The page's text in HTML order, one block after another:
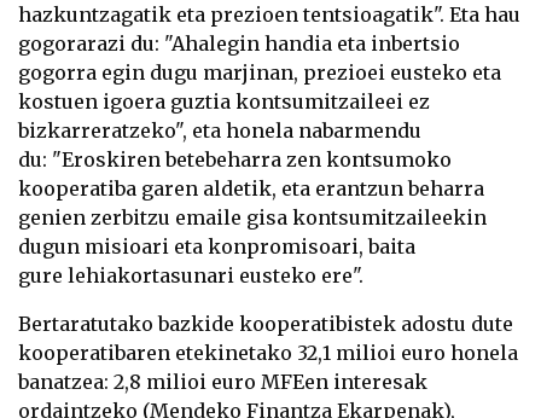
hazkuntzagatik eta prezioen tentsioagatik". Eta hau
gogorarazi du: "Ahalegin handia eta inbertsio
gogorra egin dugu marjinan, prezioei eusteko eta
kostuen igoera guztia kontsumitzaileei ez
bizkarreratzeko", eta honela nabarmendu
du: "Eroskiren betebeharra zen kontsumoko
kooperatiba garen aldetik, eta erantzun beharra
genien zerbitzu emaile gisa kontsumitzaileekin
dugun misioari eta konpromisoari, baita
gure lehiakortasunari eusteko ere".
Bertaratutako bazkide kooperatibistek adostu dute
kooperatibaren etekinetako 32,1 milioi euro honela
banatzea: 2,8 milioi euro MFEen interesak
ordaintzeko (Mendeko Finantza Ekarpenak),